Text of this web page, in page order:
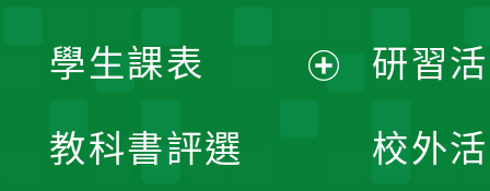
學生課表
教科書評選
研習
校外